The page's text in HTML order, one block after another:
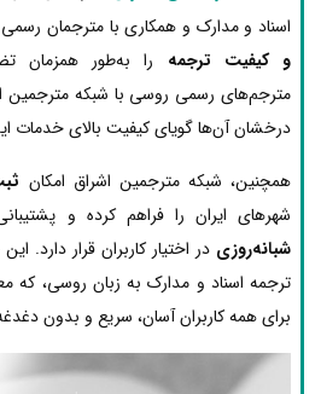
اسناد و مدارک و همکاری با مترجمان
و کیفیت ترجمه را به‌طور همزمان
مترجم‌های رسمی روسی با شبکه مترجمین
درخشان آن‌ها گویای کیفیت بالای خدمات
همچنین، شبکه مترجمین اشراق امکان
شهرهای ایران را فراهم کرده و
شبانه‌روزی در اختیار کاربران قرار دارد.
ترجمه اسناد و مدارک به زبان روسی، که
برای همه کاربران آسان، سریع و بدون